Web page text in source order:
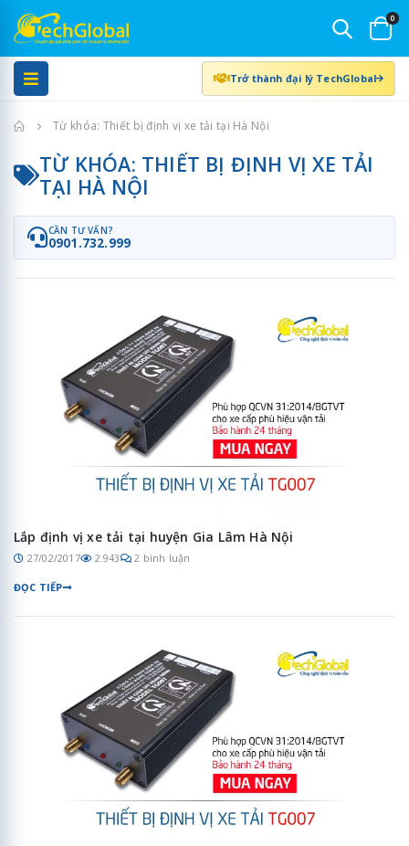
0
Trở thành đại lý TechGlobal
Trang chủTừ khóa: Thiết bị định vị xe tải tại Hà Nội
TỪ KHÓA: THIẾT BỊ ĐỊNH VỊ XE TẢI
TẠI HÀ NỘI
CẦN TƯ VẤN?
0901.732.999
Lắp định vị xe tải tại huyện Gia Lâm Hà Nội
27/02/2017 2.943 2 bình luận
ĐỌC TIẾP